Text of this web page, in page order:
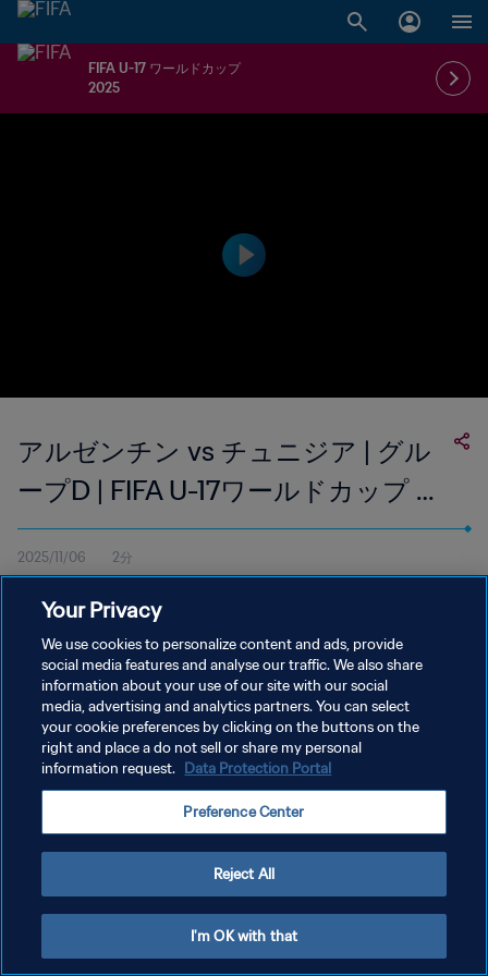
FIFA U-17 ワールドカップ
2025
アルゼンチン vs チュニジア | グル
ープD | FIFA U-17ワールドカップ カ
タール2025 | ハイライト
2025/11/06 2分
11月6日（木）現地時間16:30よりドーハのアスパイア・ゾーンで
行われたアルゼンチン対チュニジア戦のハイライトを視聴
プライバシーポリシー
サービス利用規約
クッキー設定の管理
Copyright © 1994 - 2026 FIFA. All rights reserved.
Your Privacy
We use cookies to personalize content and ads, provide
social media features and analyse our traffic. We also share
information about your use of our site with our social
media, advertising and analytics partners. You can select
your cookie preferences by clicking on the buttons on the
right and place a do not sell or share my personal
information request. Data Protection Portal
Preference Center
Reject All
I'm OK with that